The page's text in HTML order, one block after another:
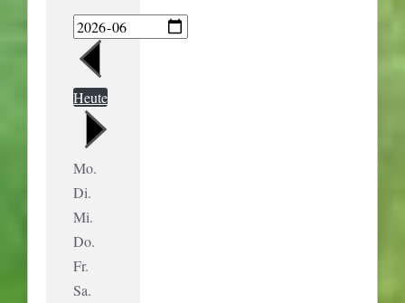
Heute
Mo.
Di.
Mi.
Do.
Fr.
Sa.